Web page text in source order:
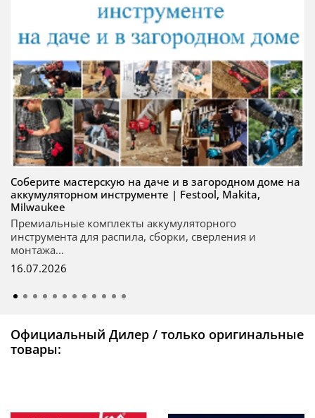
Соберите мастерскую на даче и в загородном доме на
аккумуляторном инструменте | Festool, Makita,
Milwaukee
Премиальные комплекты аккумуляторного
инструмента для распила, сборки, сверления и
монтажа...
16.07.2026
Официальный Дилер / только оригинальные
товары: